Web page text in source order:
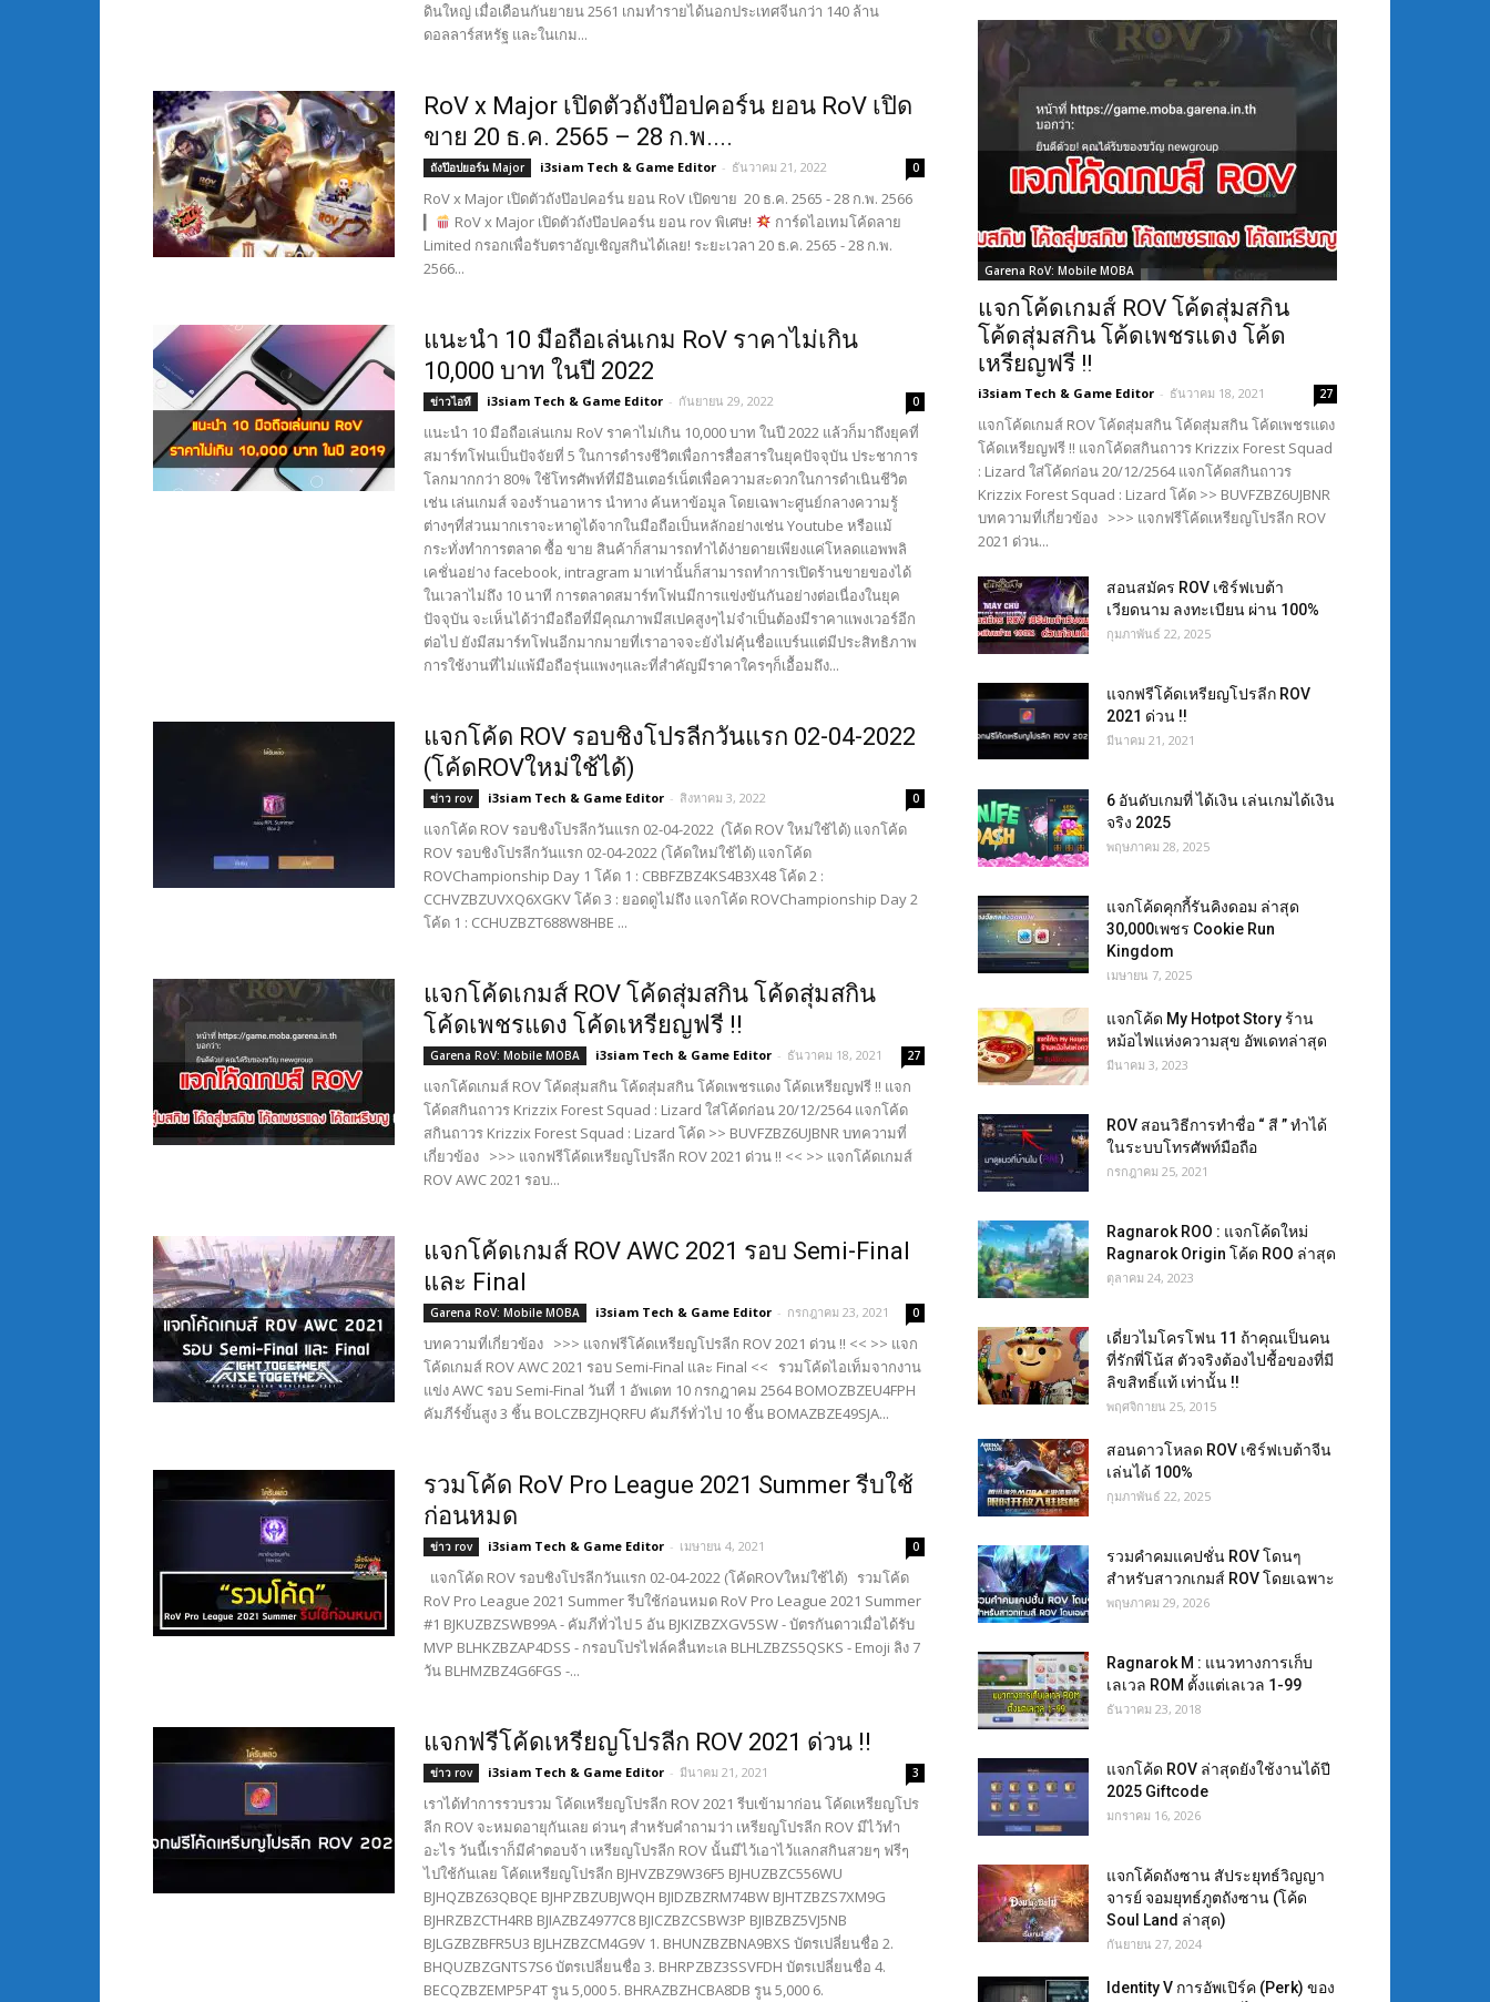
ดินใหญ่ เมื่อเดือนกันยายน 2561 เกมทำรายได้นอกประเทศจีนกว่า 140 ล้าน
ดอลลาร์สหรัฐ และในเกม...
RoV x Major เปิดตัวถังป๊อปคอร์น ยอน RoV เปิด
ขาย 20 ธ.ค. 2565 – 28 ก.พ....
ถังป๊อปยอร์น Major i3siam Tech & Game Editor - ธันวาคม 21, 2022 0
RoV x Major เปิดตัวถังป๊อปคอร์น ยอน RoV เปิดขาย 20 ธ.ค. 2565 - 28 ก.พ. 2566
RoV x Major เปิดตัวถังป๊อปคอร์น ยอน rov พิเศษ!
การ์ดไอเทมโค้ดลาย
Limited กรอกเพื่อรับตราอัญเชิญสกินได้เลย! ระยะเวลา 20 ธ.ค. 2565 - 28 ก.พ.
2566...
แนะนำ 10 มือถือเล่นเกม RoV ราคาไม่เกิน
10,000 บาท ในปี 2022
ข่าวไอที i3siam Tech & Game Editor - กันยายน 29, 2022 0
แนะนำ 10 มือถือเล่นเกม RoV ราคาไม่เกิน 10,000 บาท ในปี 2022 แล้วก็มาถึงยุคที่
สมาร์ทโฟนเป็นปัจจัยที่ 5 ในการดำรงชีวิตเพื่อการสื่อสารในยุคปัจจุบัน ประชาการ
โลกมากกว่า 80% ใช้โทรศัพท์ที่มีอินเตอร์เน็ตเพื่อความสะดวกในการดำเนินชีวิต
เช่น เล่นเกมส์ จองร้านอาหาร นำทาง ค้นหาข้อมูล โดยเฉพาะศูนย์กลางความรู้
ต่างๆที่ส่วนมากเราจะหาดูได้จากในมือถือเป็นหลักอย่างเช่น Youtube หรือแม้
กระทั่งทำการตลาด ซื้อ ขาย สินค้าก็สามารถทำได้ง่ายดายเพียงแค่โหลดแอพพลิ
เคชั่นอย่าง facebook, intragram มาเท่านั้นก็สามารถทำการเปิดร้านขายของได้
ในเวลาไม่ถึง 10 นาที การตลาดสมาร์ทโฟนมีการแข่งขันกันอย่างต่อเนื่องในยุค
ปัจจุบัน จะเห็นได้ว่ามือถือที่มีคุณภาพมีสเปคสูงๆไม่จำเป็นต้องมีราคาแพงเวอร์อีก
ต่อไป ยังมีสมาร์ทโฟนอีกมากมายที่เราอาจจะยังไม่คุ้นชื่อแบร์นแต่มีประสิทธิภาพ
การใช้งานที่ไม่แพ้มือถือรุ่นแพงๆและที่สำคัญมีราคาใครๆก็เอื้อมถึง...
แจกโค้ด ROV รอบชิงโปรลีกวันแรก 02-04-2022
(โค้ดROVใหม่ใช้ได้)
ข่าว rov i3siam Tech & Game Editor - สิงหาคม 3, 2022 0
แจกโค้ด ROV รอบชิงโปรลีกวันแรก 02-04-2022 (โค้ด ROV ใหม่ใช้ได้) แจกโค้ด
ROV รอบชิงโปรลีกวันแรก 02-04-2022 (โค้ดใหม่ใช้ได้) แจกโค้ด
ROVChampionship Day 1 โค้ด 1 : CBBFZBZ4KS4B3X48 โค้ด 2 :
CCHVZBZUVXQ6XGKV โค้ด 3 : ยอดดูไม่ถึง แจกโค้ด ROVChampionship Day 2
โค้ด 1 : CCHUZBZT688W8HBE ...
แจกโค้ดเกมส์ ROV โค้ดสุ่มสกิน โค้ดสุ่มสกิน
โค้ดเพชรแดง โค้ดเหรียญฟรี !!
Garena RoV: Mobile MOBA i3siam Tech & Game Editor - ธันวาคม 18, 2021 27
แจกโค้ดเกมส์ ROV โค้ดสุ่มสกิน โค้ดสุ่มสกิน โค้ดเพชรแดง โค้ดเหรียญฟรี !! แจก
โค้ดสกินถาวร Krizzix Forest Squad : Lizard ใส่โค้ดก่อน 20/12/2564 แจกโค้ด
สกินถาวร Krizzix Forest Squad : Lizard โค้ด >> BUVFZBZ6UJBNR บทความที่
เกี่ยวข้อง >>> แจกฟรีโค้ดเหรียญโปรลีก ROV 2021 ด่วน !! << >> แจกโค้ดเกมส์
ROV AWC 2021 รอบ...
แจกโค้ดเกมส์ ROV AWC 2021 รอบ Semi-Final
และ Final
Garena RoV: Mobile MOBA i3siam Tech & Game Editor - กรกฎาคม 23, 2021 0
บทความที่เกี่ยวข้อง >>> แจกฟรีโค้ดเหรียญโปรลีก ROV 2021 ด่วน !! << >> แจก
โค้ดเกมส์ ROV AWC 2021 รอบ Semi-Final และ Final << รวมโค้ดไอเท็มจากงาน
แข่ง AWC รอบ Semi-Final วันที่ 1 อัพเดท 10 กรกฎาคม 2564 BOMOZBZEU4FPH
คัมภีร์ขั้นสูง 3 ชิ้น BOLCZBZJHQRFU คัมภีร์ทั่วไป 10 ชิ้น BOMAZBZE49SJA...
รวมโค้ด RoV Pro League 2021 Summer รีบใช้
ก่อนหมด
ข่าว rov i3siam Tech & Game Editor - เมษายน 4, 2021 0
แจกโค้ด ROV รอบชิงโปรลีกวันแรก 02-04-2022 (โค้ดROVใหม่ใช้ได้) รวมโค้ด
RoV Pro League 2021 Summer รีบใช้ก่อนหมด RoV Pro League 2021 Summer
#1 BJKUZBZSWB99A - คัมภีทั่วไป 5 อัน BJKIZBZXGV5SW - บัตรกันดาวเมื่อได้รับ
MVP BLHKZBZAP4DSS - กรอบโปรไฟล์คลื่นทะเล BLHLZBZS5QSKS - Emoji ลิง 7
วัน BLHMZBZ4G6FGS -...
แจกฟรีโค้ดเหรียญโปรลีก ROV 2021 ด่วน !!
ข่าว rov i3siam Tech & Game Editor - มีนาคม 21, 2021 3
เราได้ทำการรวบรวม โค้ดเหรียญโปรลีก ROV 2021 รีบเข้ามาก่อน โค้ดเหรียญโปร
ลีก ROV จะหมดอายุกันเลย ด่วนๆ สำหรับคำถามว่า เหรียญโปรลีก ROV มีไว้ทำ
อะไร วันนี้เราก็มีคำตอบจ้า เหรียญโปรลีก ROV นั้นมีไว้เอาไว้แลกสกินสวยๆ ฟรีๆ
ไปใช้กันเลย โค้ดเหรียญโปรลีก BJHVZBZ9W36F5 BJHUZBZC556WU
BJHQZBZ63QBQE BJHPZBZUBJWQH BJIDZBZRM74BW BJHTZBZS7XM9G
BJHRZBZCTH4RB BJIAZBZ4977C8 BJICZBZCSBW3P BJIBZBZ5VJ5NB
BJLGZBZBFR5U3 BJLHZBZCM4G9V 1. BHUNZBZBNA9BXS บัตรเปลี่ยนชื่อ 2.
BHQUZBZGNTS7S6 บัตรเปลี่ยนชื่อ 3. BHRPZBZ3SSVFDH บัตรเปลี่ยนชื่อ 4.
BECQZBZEMP5P4T รูน 5,000 5. BHRAZBZHCBA8DB รูน 5,000 6.
Garena RoV: Mobile MOBA
แจกโค้ดเกมส์ ROV โค้ดสุ่มสกิน
โค้ดสุ่มสกิน โค้ดเพชรแดง โค้ด
เหรียญฟรี !!
i3siam Tech & Game Editor - ธันวาคม 18, 2021 27
แจกโค้ดเกมส์ ROV โค้ดสุ่มสกิน โค้ดสุ่มสกิน โค้ดเพชรแดง
โค้ดเหรียญฟรี !! แจกโค้ดสกินถาวร Krizzix Forest Squad
: Lizard ใส่โค้ดก่อน 20/12/2564 แจกโค้ดสกินถาวร
Krizzix Forest Squad : Lizard โค้ด >> BUVFZBZ6UJBNR
บทความที่เกี่ยวข้อง >>> แจกฟรีโค้ดเหรียญโปรลีก ROV
2021 ด่วน...
สอนสมัคร ROV เซิร์ฟเบต้า
เวียดนาม ลงทะเบียน ผ่าน 100%
กุมภาพันธ์ 22, 2025
แจกฟรีโค้ดเหรียญโปรลีก ROV
2021 ด่วน !!
มีนาคม 21, 2021
6 อันดับเกมที่ ได้เงิน เล่นเกมได้เงิน
จริง 2025
พฤษภาคม 28, 2025
แจกโค้ดคุกกี้รันคิงดอม ล่าสุด
30,000เพชร Cookie Run
Kingdom
เมษายน 7, 2025
แจกโค้ด My Hotpot Story ร้าน
หม้อไฟแห่งความสุข อัพเดทล่าสุด
มีนาคม 3, 2023
ROV สอนวิธีการทำชื่อ “ สี ” ทำได้
ในระบบโทรศัพท์มือถือ
กรกฎาคม 25, 2021
Ragnarok ROO : แจกโค้ดใหม่
Ragnarok Origin โค้ด ROO ล่าสุด
ตุลาคม 24, 2023
เดี่ยวไมโครโฟน 11 ถ้าคุณเป็นคน
ที่รักพี่โน้ส ตัวจริงต้องไปชื้อของที่มี
ลิขสิทธิ์แท้ เท่านั้น !!
พฤศจิกายน 25, 2015
สอนดาวโหลด ROV เซิร์ฟเบต้าจีน
เล่นได้ 100%
กุมภาพันธ์ 22, 2025
รวมคำคมแคปชั่น ROV โดนๆ
สำหรับสาวกเกมส์ ROV โดยเฉพาะ
พฤษภาคม 29, 2026
Ragnarok M : แนวทางการเก็บ
เลเวล ROM ตั้งแต่เลเวล 1-99
ธันวาคม 23, 2018
แจกโค้ด ROV ล่าสุดยังใช้งานได้ปี
2025 Giftcode
มกราคม 16, 2026
แจกโค้ดถังซาน สัประยุทธ์วิญญา
จารย์ จอมยุทธ์ภูตถังซาน (โค้ด
Soul Land ล่าสุด)
กันยายน 27, 2024
Identity V การอัพเปิร์ค (Perk) ของ